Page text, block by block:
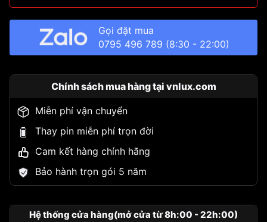
Gọi đặt mua
0795 496 789 (8:30 - 22:00)
Chính sách mua hàng tại vnlux.com
Miễn phí vận chuyển
Thay pin miễn phí trọn đời
Cam kết hàng chính hãng
Bảo hành trọn gói 5 năm
Hệ thống cửa hàng(mở cửa từ 8h:00 - 22h:00)